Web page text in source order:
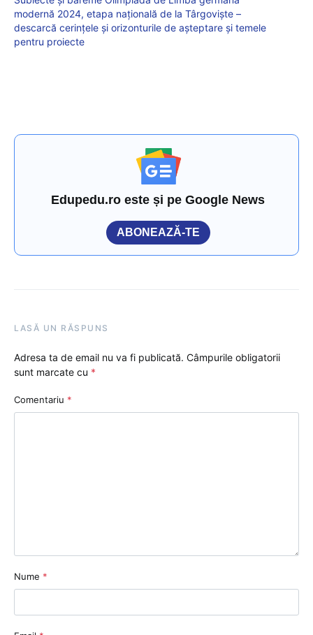
modernă 2024, etapa națională de la Târgoviște –
descarcă cerințele și orizonturile de așteptare și temele
pentru proiecte
Edupedu.ro este și pe Google News
ABONEAZĂ-TE
LASĂ UN RĂSPUNS
Adresa ta de email nu va fi publicată. Câmpurile obligatorii
sunt marcate cu *
Comentariu *
Nume *